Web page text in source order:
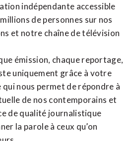
indépendante accessible
de personnes sur nos
et notre chaîne de télévision
émission, chaque reportage,
uniquement grâce à votre
qui nous permet de répondre à
de nos contemporains et
de qualité journalistique
la parole à ceux qu’on